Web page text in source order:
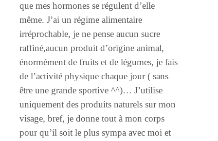
que mes hormones se régulent d’elle
même. J’ai un régime alimentaire
irréprochable, je ne pense aucun sucre
raffiné,aucun produit d’origine animal,
énormément de fruits et de légumes, je fais
de l’activité physique chaque jour ( sans
être une grande sportive ^^)… J’utilise
uniquement des produits naturels sur mon
visage, bref, je donne tout à mon corps
pour qu’il soit le plus sympa avec moi et